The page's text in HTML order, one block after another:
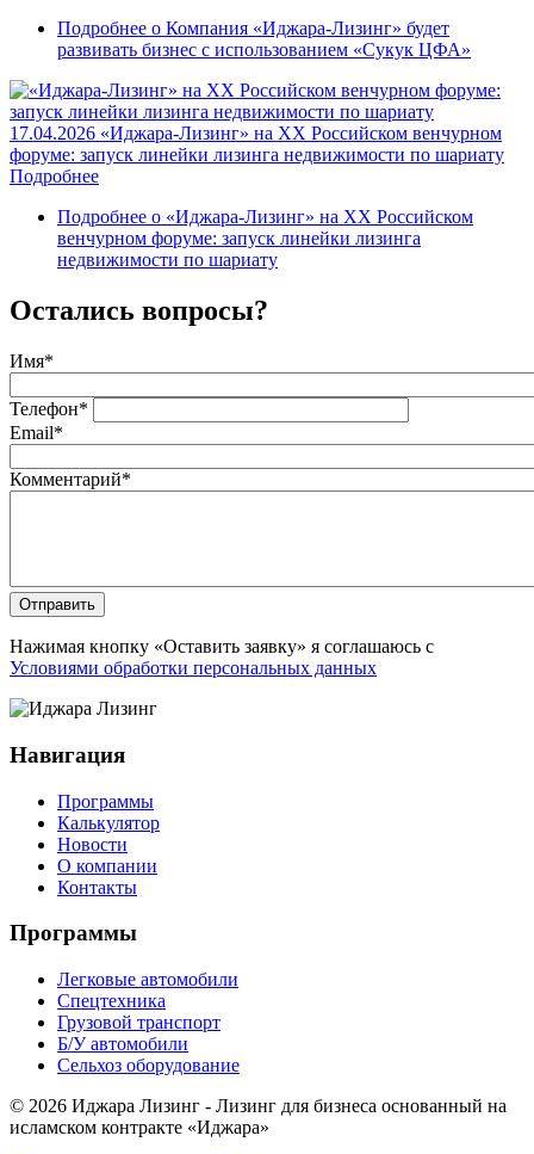
Подробнее о Компания «Иджара-Лизинг» будет
развивать бизнес с использованием «Сукук ЦФА»
17.04.2026 «Иджара-Лизинг» на XX Российском венчурном
форуме: запуск линейки лизинга недвижимости по шариату
Подробнее
Подробнее о «Иджара-Лизинг» на XX Российском
венчурном форуме: запуск линейки лизинга
недвижимости по шариату
Остались вопросы?
Имя*
Телефон*
Email*
Комментарий*
Отправить
Нажимая кнопку «Оставить заявку» я соглашаюсь с
Условиями обработки персональных данных
Навигация
Программы
Калькулятор
Новости
О компании
Контакты
Программы
Легковые автомобили
Спецтехника
Грузовой транспорт
Б/У автомобили
Сельхоз оборудование
© 2026 Иджара Лизинг - Лизинг для бизнеса основанный на
исламском контракте «Иджара»